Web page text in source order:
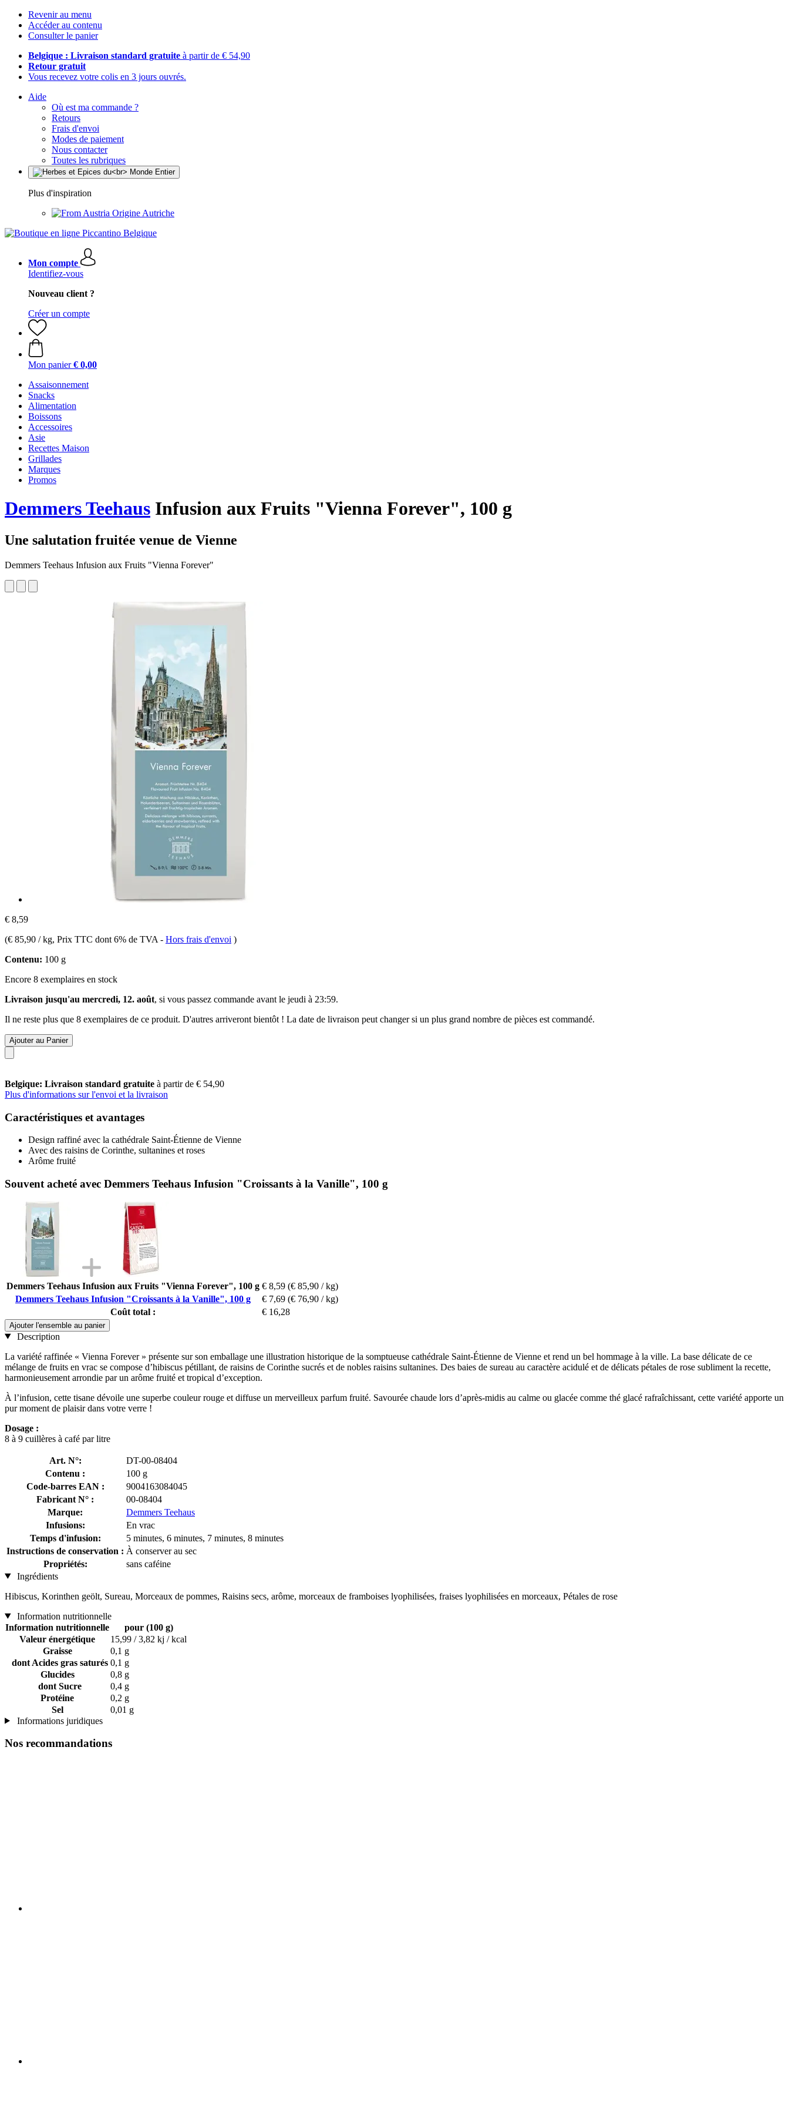
Revenir au menu
Accéder au contenu
Consulter le panier
Belgique : Livraison standard gratuite à partir de € 54,90
Retour gratuit
Vous recevez votre colis en 3 jours ouvrés.
Aide
Où est ma commande ?
Retours
Frais d'envoi
Modes de paiement
Nous contacter
Toutes les rubriques
Plus d'inspiration
Origine Autriche
Mon compte
Identifiez-vous
Nouveau client ?
Créer un compte
Mon panier € 0,00
Assaisonnement
Snacks
Alimentation
Boissons
Accessoires
Asie
Recettes Maison
Grillades
Marques
Promos
Demmers Teehaus Infusion aux Fruits "Vienna Forever", 100 g
Une salutation fruitée venue de Vienne
Demmers Teehaus Infusion aux Fruits "Vienna Forever"
€ 8,59
(€ 85,90 / kg, Prix TTC dont 6% de TVA - Hors frais d'envoi )
Contenu: 100 g
Encore 8 exemplaires en stock
Livraison jusqu'au mercredi, 12. août, si vous passez commande avant le jeudi à 23:59.
Il ne reste plus que 8 exemplaires de ce produit. D'autres arriveront bientôt ! La date de livraison peut changer si un plus grand nombre de pièces est commandé.
Ajouter au Panier
Belgique: Livraison standard gratuite à partir de € 54,90
Plus d'informations sur l'envoi et la livraison
Caractéristiques et avantages
Design raffiné avec la cathédrale Saint-Étienne de Vienne
Avec des raisins de Corinthe, sultanines et roses
Arôme fruité
Souvent acheté avec Demmers Teehaus Infusion "Croissants à la Vanille", 100 g
Demmers Teehaus Infusion aux Fruits "Vienna Forever", 100 g € 8,59 (€ 85,90 / kg)
Demmers Teehaus Infusion "Croissants à la Vanille", 100 g
€ 7,69 (€ 76,90 / kg)
Coût total :
€ 16,28
Ajouter l'ensemble au panier
Description
La variété raffinée « Vienna Forever » présente sur son emballage une illustration historique de la somptueuse cathédrale Saint-Étienne de Vienne et rend un bel hommage à la ville. La base délicate de ce
mélange de fruits en vrac se compose d’hibiscus pétillant, de raisins de Corinthe sucrés et de nobles raisins sultanines. Des baies de sureau au caractère acidulé et de délicats pétales de rose subliment la recette,
harmonieusement arrondie par un arôme fruité et tropical d’exception.
À l’infusion, cette tisane dévoile une superbe couleur rouge et diffuse un merveilleux parfum fruité. Savourée chaude lors d’après-midis au calme ou glacée comme thé glacé rafraîchissant, cette variété apporte un
pur moment de plaisir dans votre verre !
Dosage :
8 à 9 cuillères à café par litre
Art. N°:
DT-00-08404
Contenu :
100 g
Code-barres EAN :
9004163084045
Fabricant N° :
00-08404
Marque:
Demmers Teehaus
Infusions:
En vrac
Temps d'infusion:
5 minutes, 6 minutes, 7 minutes, 8 minutes
Instructions de conservation : À conserver au sec
Propriétés:
sans caféine
Ingrédients
Hibiscus, Korinthen geölt, Sureau, Morceaux de pommes, Raisins secs, arôme, morceaux de framboises lyophilisées, fraises lyophilisées en morceaux, Pétales de rose
Information nutritionnelle
Information nutritionnelle
pour (100 g)
Valeur énergétique
15,99 / 3,82 kj / kcal
Graisse
0,1 g
dont Acides gras saturés 0,1 g
Glucides
0,8 g
dont Sucre
0,4 g
Protéine
0,2 g
Sel
0,01 g
Informations juridiques
Nos recommandations